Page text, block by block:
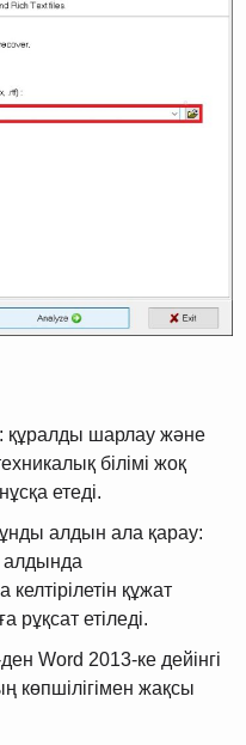
шарлау және
білімі жоқ
етеді.
алдын ала қарау:
алдында
құжат
етіледі.
Word 2013-ке дейінгі
көпшілігімен жақсы